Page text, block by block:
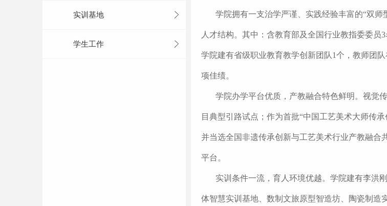
实训基地
学生工作
学院拥有一支治学严谨、实践经验丰富的“双
人才结构。其中：含教育部及全国行业教指委委员
学院建有省级职业教育教学创新团队1个，教师团
项佳绩。
学院办学平台优质，产教融合特色鲜明。视觉
目典型引路试点；作为首批“中国工艺美术大师传
并当选全国非遗传承创新与工艺美术行业产教融
平台。
实训条件一流，育人环境优越。学院建有李洪
体智慧实训基地、数制文旅原型智造坊、陶瓷制造